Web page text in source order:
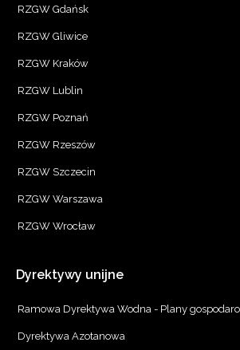
RZGW Gdańsk
RZGW Gliwice
RZGW Kraków
RZGW Lublin
RZGW Poznań
RZGW Rzeszów
RZGW Szczecin
RZGW Warszawa
RZGW Wrocław
Dyrektywy unijne
Ramowa Dyrektywa Wodna - Plany
Dyrektywa Azotanowa